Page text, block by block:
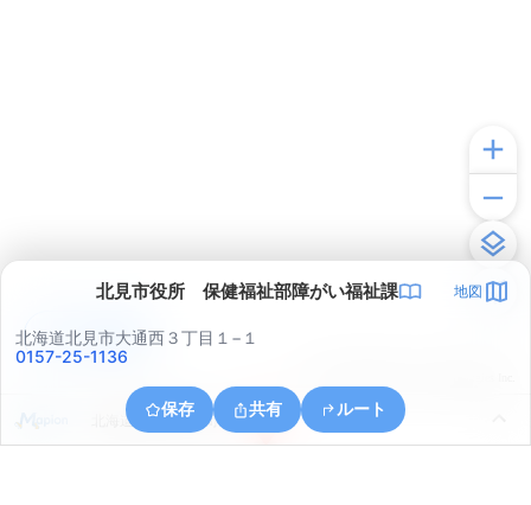
北見市役所 保健福祉部障がい福祉課 地図
北海道北見市大通西３丁目１−１
0157-25-1136
保存 共有 ルート
北海道北見市三楽町
アプリで見る